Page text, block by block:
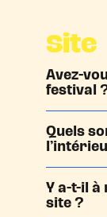
Site
Avez-
festival
Quels
Y a-t-il
site ?